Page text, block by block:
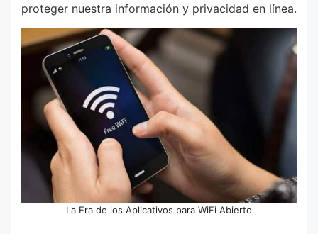
proteger nuestra información y privacidad en línea.
La Era de los Aplicativos para WiFi Abierto